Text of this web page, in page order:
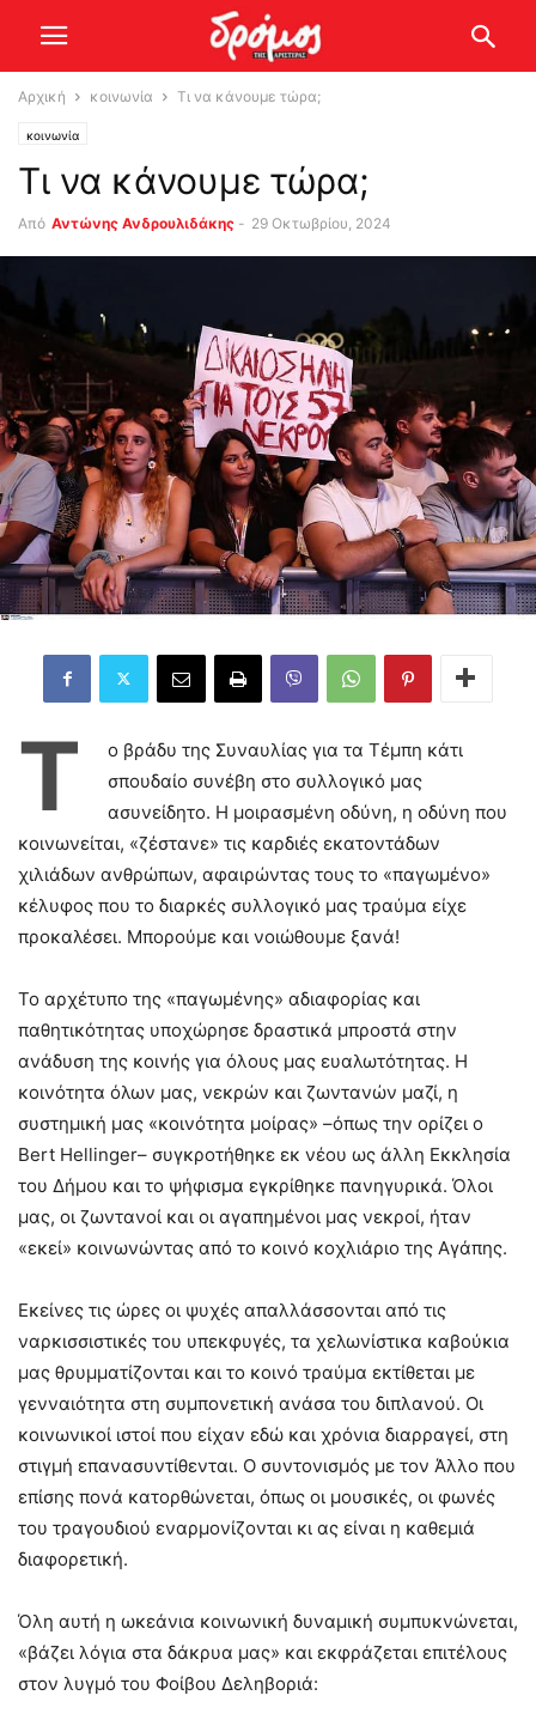
Αρχική κοινωνία Τι να κάνουμε τώρα;
κοινωνία
Τι να κάνουμε τώρα;
Από Αντώνης Ανδρουλιδάκης - 29 Οκτωβρίου, 2024
Τ
ο βράδυ της Συναυλίας για τα Τέμπη κάτι
σπουδαίο συνέβη στο συλλογικό μας
ασυνείδητο. Η μοιρασμένη οδύνη, η οδύνη που
κοινωνείται, «ζέστανε» τις καρδιές εκατοντάδων
χιλιάδων ανθρώπων, αφαιρώντας τους το «παγωμένο»
κέλυφος που το διαρκές συλλογικό μας τραύμα είχε
προκαλέσει. Μπορούμε και νοιώθουμε ξανά!
Το αρχέτυπο της «παγωμένης» αδιαφορίας και
παθητικότητας υποχώρησε δραστικά μπροστά στην
ανάδυση της κοινής για όλους μας ευαλωτότητας. Η
κοινότητα όλων μας, νεκρών και ζωντανών μαζί, η
συστημική μας «κοινότητα μοίρας» –όπως την ορίζει ο
Bert Hellinger– συγκροτήθηκε εκ νέου ως άλλη Εκκλησία
του Δήμου και το ψήφισμα εγκρίθηκε πανηγυρικά. Όλοι
μας, οι ζωντανοί και οι αγαπημένοι μας νεκροί, ήταν
«εκεί» κοινωνώντας από το κοινό κοχλιάριο της Αγάπης.
Εκείνες τις ώρες οι ψυχές απαλλάσσονται από τις
ναρκισσιστικές του υπεκφυγές, τα χελωνίστικα καβούκια
μας θρυμματίζονται και το κοινό τραύμα εκτίθεται με
γενναιότητα στη συμπονετική ανάσα του διπλανού. Οι
κοινωνικοί ιστοί που είχαν εδώ και χρόνια διαρραγεί, στη
στιγμή επανασυντίθενται. Ο συντονισμός με τον Άλλο που
επίσης πονά κατορθώνεται, όπως οι μουσικές, οι φωνές
του τραγουδιού εναρμονίζονται κι ας είναι η καθεμιά
διαφορετική.
Όλη αυτή η ωκεάνια κοινωνική δυναμική συμπυκνώνεται,
«βάζει λόγια στα δάκρυα μας» και εκφράζεται επιτέλους
στον λυγμό του Φοίβου Δεληβοριά: